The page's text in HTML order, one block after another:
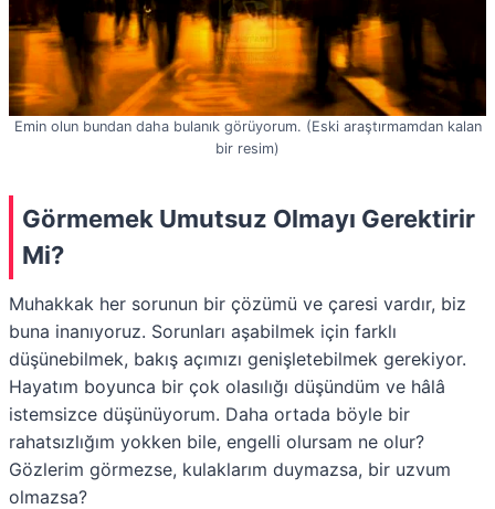
Emin olun bundan daha bulanık görüyorum. (Eski araştırmamdan kalan
bir resim)
Görmemek Umutsuz Olmayı Gerektirir
Mi?
Muhakkak her sorunun bir çözümü ve çaresi vardır, biz
buna inanıyoruz. Sorunları aşabilmek için farklı
düşünebilmek, bakış açımızı genişletebilmek gerekiyor.
Hayatım boyunca bir çok olasılığı düşündüm ve hâlâ
istemsizce düşünüyorum. Daha ortada böyle bir
rahatsızlığım yokken bile, engelli olursam ne olur?
Gözlerim görmezse, kulaklarım duymazsa, bir uzvum
olmazsa?